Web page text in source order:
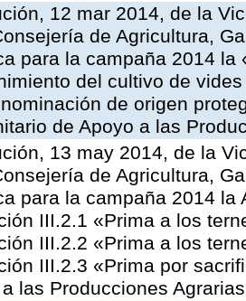
12 mar 2014, de la
de Agricultura,
para la campaña 2014 la
del cultivo de
de origen
de Apoyo a las
13 may 2014, de la
de Agricultura,
para la campaña 2014
III.2.1 «Prima a los
III.2.2 «Prima a los
III.2.3 «Prima por
las Producciones